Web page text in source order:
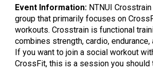
Event Information: NTNUI
group that primarily focuses on
workouts. Crosstrain is functional
combines strength, cardio, endurance,
If you want to join a social workout
CrossFit, this is a session you should